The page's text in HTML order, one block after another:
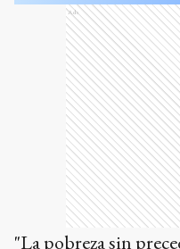
Ads
"La pobreza sin